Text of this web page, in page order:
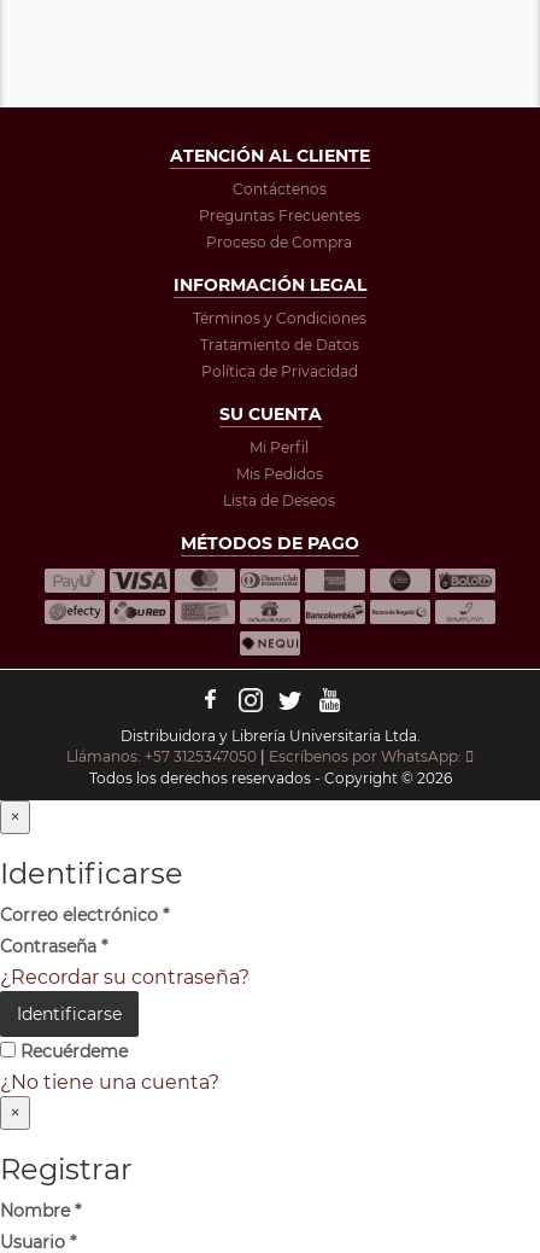
ATENCIÓN AL CLIENTE
Contáctenos
Preguntas Frecuentes
Proceso de Compra
INFORMACIÓN LEGAL
Términos y Condiciones
Tratamiento de Datos
Política de Privacidad
SU CUENTA
Mi Perfil
Mis Pedidos
Lista de Deseos
MÉTODOS DE PAGO
Distribuidora y Librería Universitaria Ltda.
Llámanos: +57 3125347050 | Escríbenos por WhatsApp:
Todos los derechos reservados - Copyright © 2026
×
Identificarse
Correo electrónico *
Contraseña *
¿Recordar su contraseña?
Identificarse
Recuérdeme
¿No tiene una cuenta?
×
Registrar
Nombre*
Usuario *